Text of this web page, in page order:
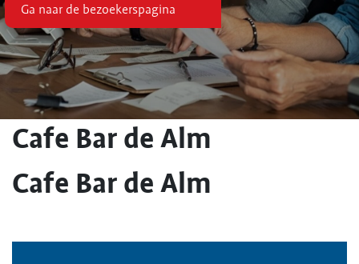
Ga naar de bezoekerspagina
Cafe Bar de Alm
Cafe Bar de Alm